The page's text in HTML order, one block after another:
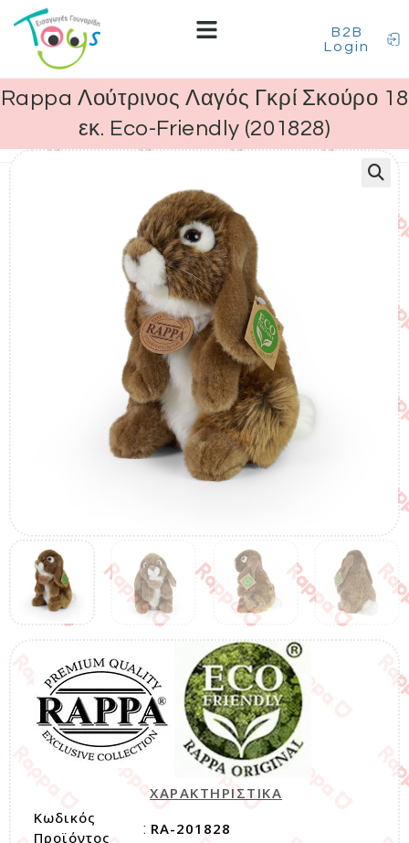
B2B
Login
Rappa Λούτρινος Λαγός Γκρί Σκούρο 18
εκ. Eco-Friendly (201828)
ΧΑΡΑΚΤΗΡΙΣΤΙΚΑ
Κωδικός
Προϊόντος
: RA-201828